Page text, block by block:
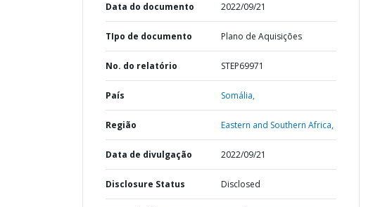
Data do documento 2022/09/21
TIpo de documento Plano de Aquisições
No. do relatório STEP69971
País Somália,
Região Eastern and Southern Africa,
Data de divulgação 2022/09/21
Disclosure Status Disclosed